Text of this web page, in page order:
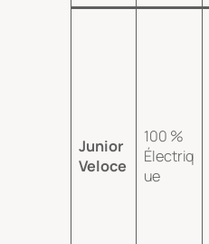
Junior
Veloce
100 %
Électriq
ue